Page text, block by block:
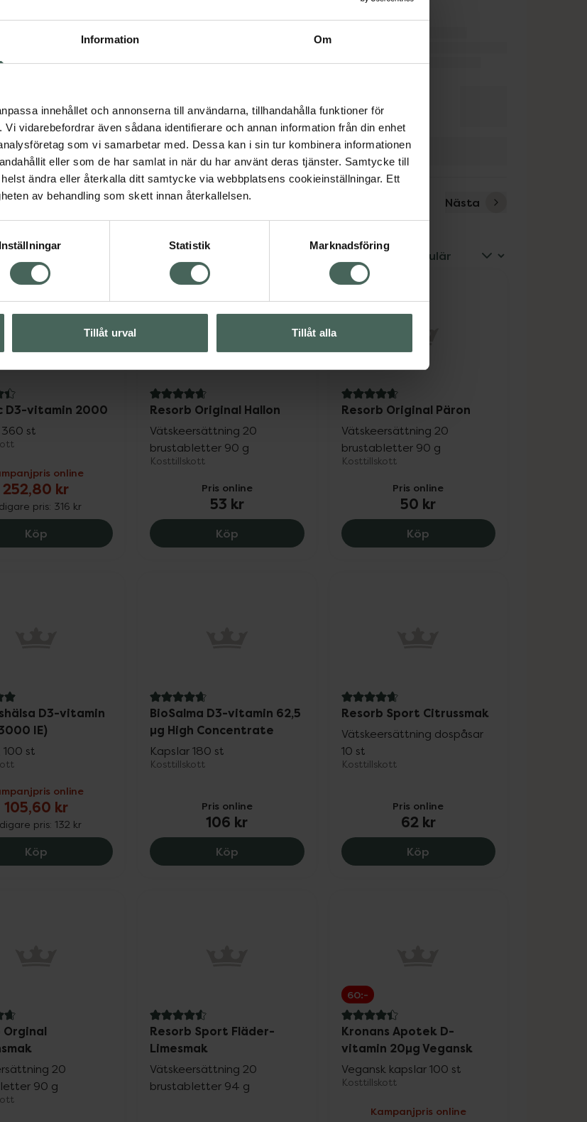
Information Om
innehållet och annonserna till användarna, tillhandahålla funktioner för
vidarebefordrar även sådana identifierare och annan information från din enhet
som vi samarbetar med. Dessa kan i sin tur kombinera informationen
eller som de har samlat in när du har använt deras tjänster. Samtycke till
ändra eller återkalla ditt samtycke via webbplatsens cookieinställningar. Ett
av behandling som skett innan återkallelsen.
Inställningar Statistik Marknadsföring
Tillåt urval Tillåt alla
Nästa
i omdöme
D3-vitamin 2000
360 st
online
252,80 kr
pris: 316 kr
KöpHolistic D3-vitamin 2000, 252.8 kr.
4.7 av 5 i omdöme
Resorb Original Hallon
Vätskeersättning 20
brustabletter 90 g
Kosttillskott
Pris online
53 kr
KöpResorb Original Hallon, 53 kr.
4.9 av 5 i omdöme
Resorb Original Päron
Vätskeersättning 20
brustabletter 90 g
Kosttillskott
Pris online
50 kr
Köp Resorb Original Päron, 50
D3-vitamin
IE)
100 st
online
105,60 kr
pris: 132 kr
KöpHelhetshälsa D3-vitamin 75 µg (3000 IE), 105.6 kr.
4.8 av 5 i omdöme
BioSalma D3-vitamin 62,5
µg High Concentrate
Kapslar 180 st
Kosttillskott
Pris online
106 kr
KöpBioSalma D3-vitamin 62,5 µg High Concentrate, 106 kr.
4.8 av 5 i omdöme
Resorb Sport Citrussmak
Vätskeersättning dospåsar
10 st
Kosttillskott
Pris online
62 kr
Köp Resorb Sport Citrussmak,
i omdöme
Orginal
20
90 g
4.6 av 5 i omdöme
Resorb Sport Fläder-
Limesmak
Vätskeersättning 20
brustabletter 94 g
60:-
4.4 av 5 i omdöme
Kronans Apotek D-
vitamin 20µg Vegansk
Vegansk kapslar 100 st
Kosttillskott
Kampanjpris online